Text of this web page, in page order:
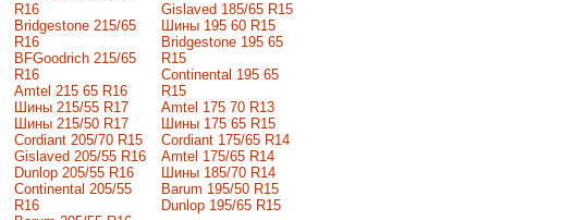
R16
Bridgestone 215/65
R16
BFGoodrich 215/65
R16
Amtel 215 65 R16
Шины 215/55 R17
Шины 215/50 R17
Сordiant 205/70 R15
Gislaved 205/55 R16
Dunlop 205/55 R16
Continental 205/55
R16
Gislaved 185/65 R15
Шины 195 60 R15
Bridgestone 195 65
R15
Continental 195 65
R15
Amtel 175 70 R13
Шины 175 65 R15
Cordiant 175/65 R14
Amtel 175/65 R14
Шины 185/70 R14
Barum 195/50 R15
Dunlop 195/65 R15